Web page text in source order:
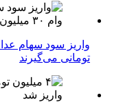
تومانی می‌گیرند